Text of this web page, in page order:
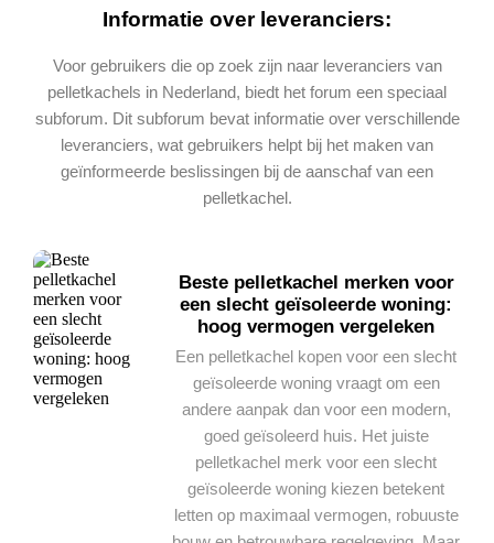
Informatie over leveranciers:
Voor gebruikers die op zoek zijn naar leveranciers van
pelletkachels in Nederland, biedt het forum een speciaal
subforum. Dit subforum bevat informatie over verschillende
leveranciers, wat gebruikers helpt bij het maken van
geïnformeerde beslissingen bij de aanschaf van een
pelletkachel.
Beste pelletkachel merken voor
een slecht geïsoleerde woning:
hoog vermogen vergeleken
Een pelletkachel kopen voor een slecht
geïsoleerde woning vraagt om een
andere aanpak dan voor een modern,
goed geïsoleerd huis. Het juiste
pelletkachel merk voor een slecht
geïsoleerde woning kiezen betekent
letten op maximaal vermogen, robuuste